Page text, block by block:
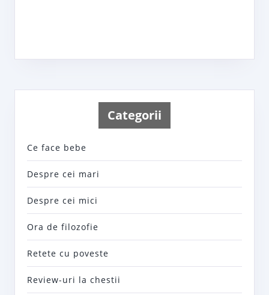
Categorii
Ce face bebe
Despre cei mari
Despre cei mici
Ora de filozofie
Retete cu poveste
Review-uri la chestii